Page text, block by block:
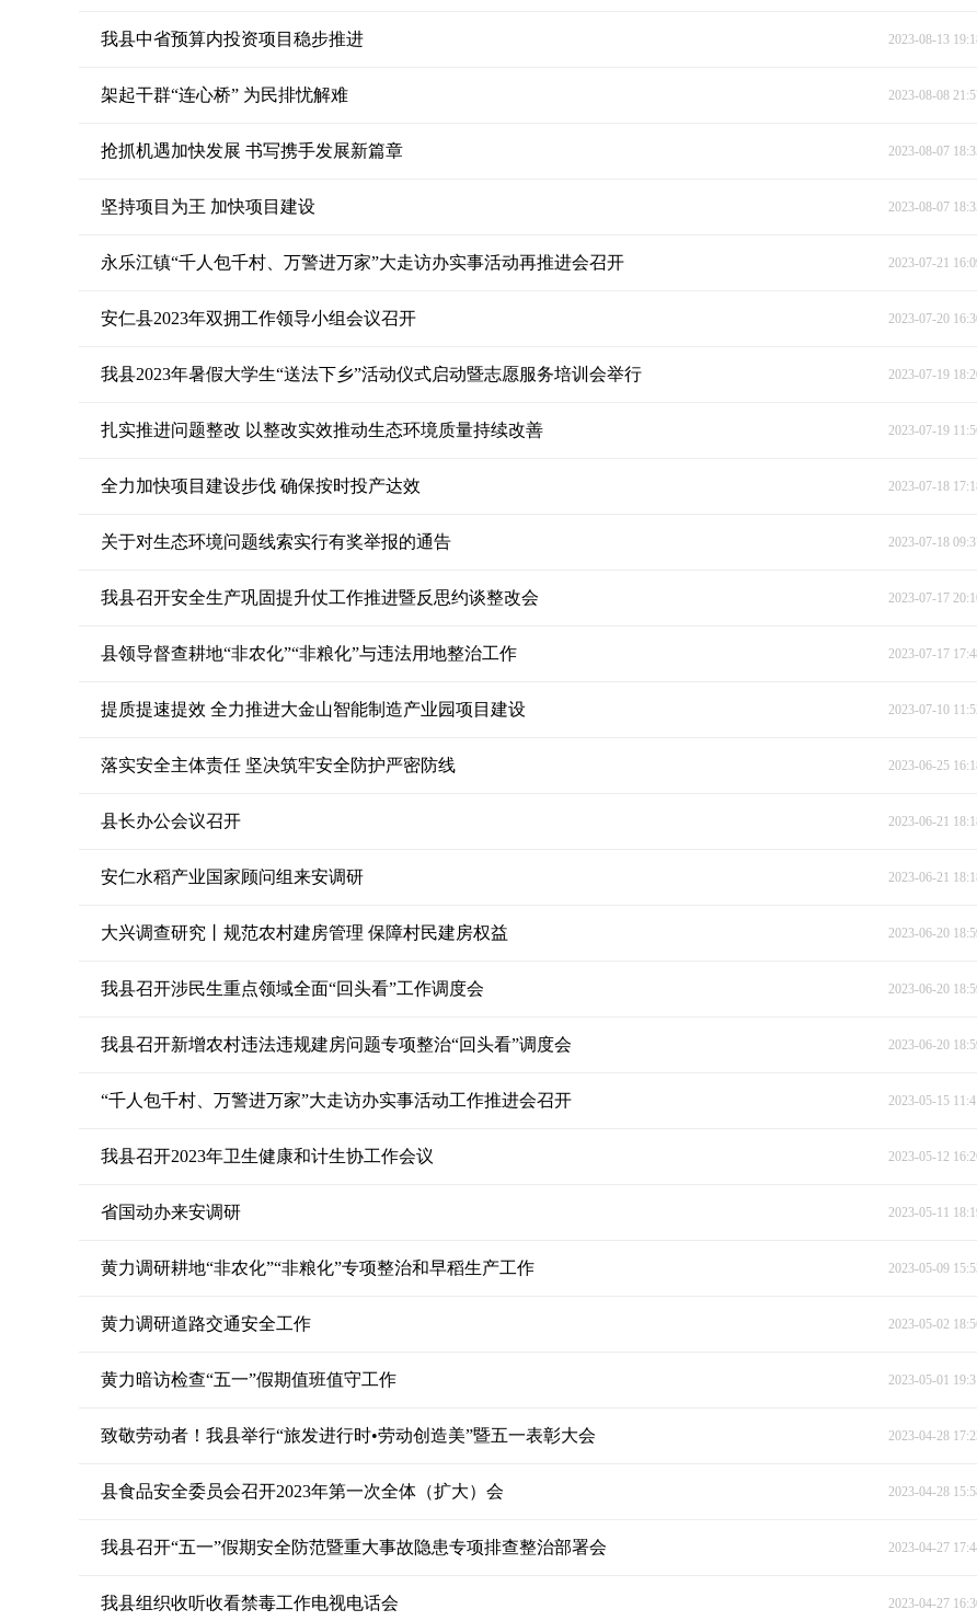
我县中省预算内投资项目稳步推进 2023-08-13
架起干群“连心桥” 为民排忧解难 2023-08-08
抢抓机遇加快发展 书写携手发展新篇章 2023-08-07
坚持项目为王 加快项目建设 2023-08-07
永乐江镇“千人包千村、万警进万家”大走访办实事活动再推进会召开 2023-07-21
安仁县2023年双拥工作领导小组会议召开 2023-07-20
我县2023年暑假大学生“送法下乡”活动仪式启动暨志愿服务培训会举行 2023-07-19
扎实推进问题整改 以整改实效推动生态环境质量持续改善 2023-07-19
全力加快项目建设步伐 确保按时投产达效 2023-07-18
关于对生态环境问题线索实行有奖举报的通告 2023-07-18
我县召开安全生产巩固提升仗工作推进暨反思约谈整改会 2023-07-17
县领导督查耕地“非农化”“非粮化”与违法用地整治工作 2023-07-17
提质提速提效 全力推进大金山智能制造产业园项目建设 2023-07-10
落实安全主体责任 坚决筑牢安全防护严密防线 2023-06-25
县长办公会议召开 2023-06-21
安仁水稻产业国家顾问组来安调研 2023-06-21
大兴调查研究丨规范农村建房管理 保障村民建房权益 2023-06-20
我县召开涉民生重点领域全面“回头看”工作调度会 2023-06-20
我县召开新增农村违法违规建房问题专项整治“回头看”调度会 2023-06-20
“千人包千村、万警进万家”大走访办实事活动工作推进会召开 2023-05-15
我县召开2023年卫生健康和计生协工作会议 2023-05-12
省国动办来安调研 2023-05-11
黄力调研耕地“非农化”“非粮化”专项整治和早稻生产工作 2023-05-09
黄力调研道路交通安全工作 2023-05-02
黄力暗访检查“五一”假期值班值守工作 2023-05-01
致敬劳动者！我县举行“旅发进行时•劳动创造美”暨五一表彰大会 2023-04-28
县食品安全委员会召开2023年第一次全体（扩大）会 2023-04-28
我县召开“五一”假期安全防范暨重大事故隐患专项排查整治部署会 2023-04-27
我县组织收听收看禁毒工作电视电话会 2023-04-27